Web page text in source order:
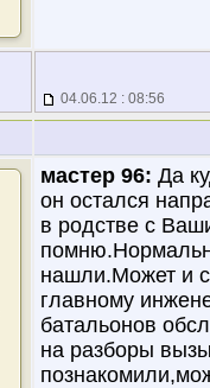
04.06.12 : 08:56
мастер 96: Да
он остался
в родстве с
нашли.Может и
главному
батальонов
на разборы